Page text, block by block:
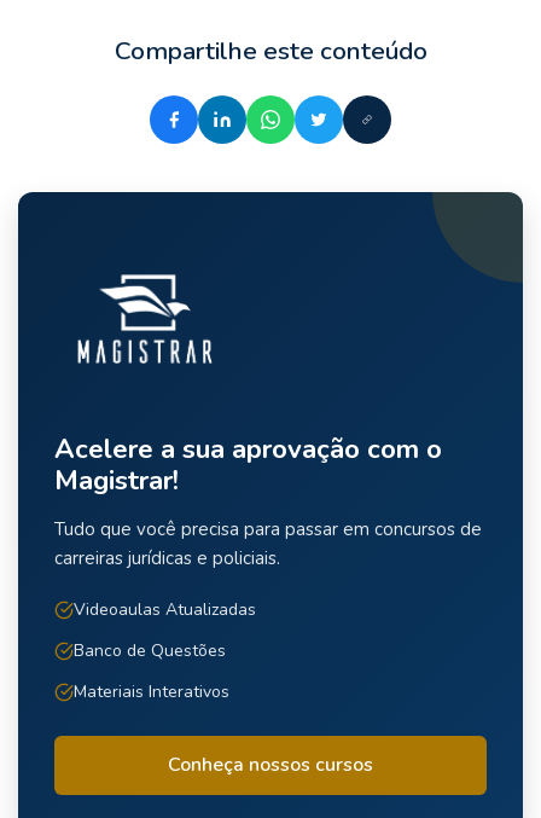
Compartilhe este conteúdo
Acelere a sua aprovação com o
Magistrar!
Tudo que você precisa para passar em concursos de
carreiras jurídicas e policiais.
Videoaulas Atualizadas
Banco de Questões
Materiais Interativos
Conheça nossos cursos